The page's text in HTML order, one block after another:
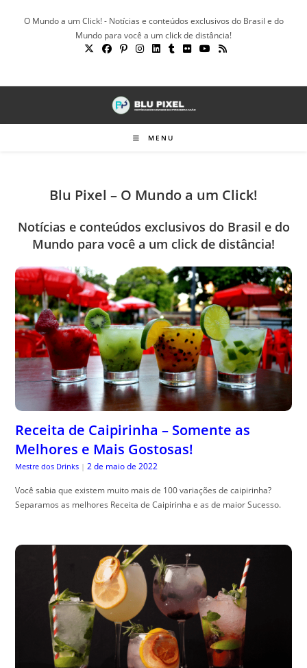
O Mundo a um Click! - Notícias e conteúdos exclusivos do Brasil e do
Mundo para você a um click de distância!
MENU
Blu Pixel – O Mundo a um Click!
Notícias e conteúdos exclusivos do Brasil e do
Mundo para você a um click de distância!
Receita de Caipirinha – Somente as
Melhores e Mais Gostosas!
Mestre dos Drinks | 2 de maio de 2022
Você sabia que existem muito mais de 100 variações de caipirinha?
Separamos as melhores Receita de Caipirinha e as de maior Sucesso.